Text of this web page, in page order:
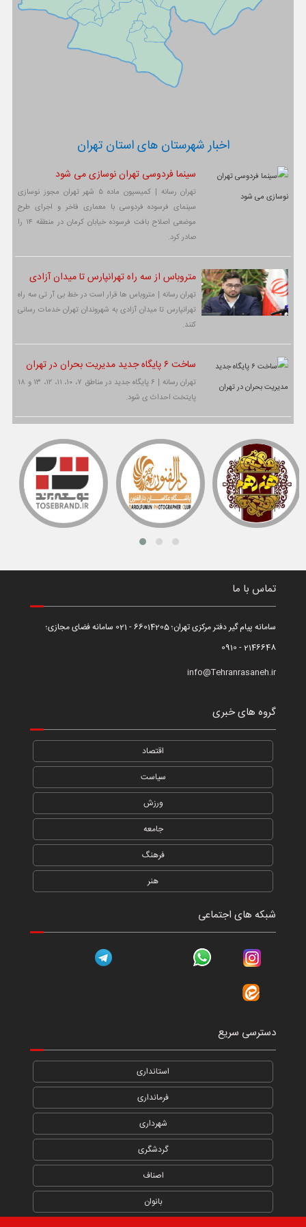
اخبار شهرستان های استان تهران
سینما فردوسی تهران نوسازی می شود
تهران رسانه | کمیسیون ماده ۵ شهر تهران مجوز نوسازی
سینمای فرسوده فردوسی با معماری فاخر و اجرای طرح
موضعی اصلاح بافت فرسوده خیابان کرمان در منطقه ۱۴ را
صادر کرد.
متروباس از سه راه تهرانپارس تا میدان آزادی
تهران رسانه | متروباس ها قرار است در خط بی آر تی سه راه
تهرانپارس تا میدان آزادی به شهروندان تهران خدمات رسانی
کنند.
ساخت ۶ پایگاه جدید مدیریت بحران در تهران
تهران رسانه | ۶ پایگاه جدید در مناطق ۷، ۱۰، ۱۱، ۱۲، ۱۳ و ۱۸
پایتخت احداث ی شود.
تماس با ما
سامانه پیام گیر دفتر مرکزی تهران؛ 66014205 - 021 سامانه فضای مجازی؛
2146648 - 0910
info@Tehranrasaneh.ir
گروه های خبری
اقتصاد
سیاست
ورزش
جامعه
فرهنگ
هنر
شبکه های اجتماعی
دسترسی سریع
استانداری
فرمانداری
شهرداری
گردشگری
اصناف
بانوان